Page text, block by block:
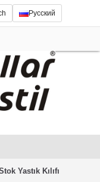
Русский
Yastık Kılıfı